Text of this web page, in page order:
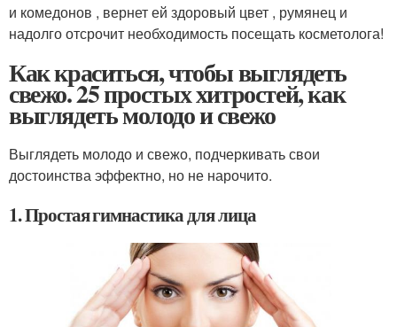
и комедонов , вернет ей здоровый цвет , румянец и
надолго отсрочит необходимость посещать косметолога!
Как краситься, чтобы выглядеть
свежо. 25 простых хитростей, как
выглядеть молодо и свежо
Выглядеть молодо и свежо, подчеркивать свои
достоинства эффектно, но не нарочито.
1. Простая гимнастика для лица